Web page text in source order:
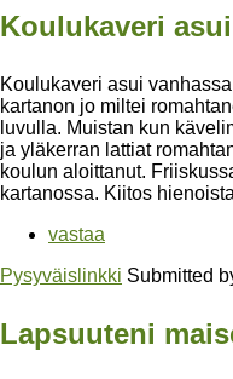
Koulukaveri
Koulukaveri asui
kartanon jo miltei
luvulla. Muistan kun
ja yläkerran lattiat
koulun aloittanut.
kartanossa. Kiitos
vastaa
Pysyväislinkki Submitted
Lapsuuteni